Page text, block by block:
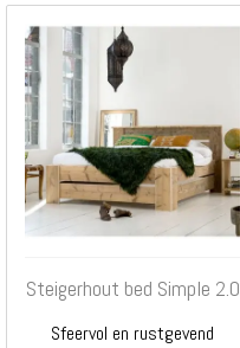
Steigerhout bed Simple 2.0
Sfeervol en rustgevend